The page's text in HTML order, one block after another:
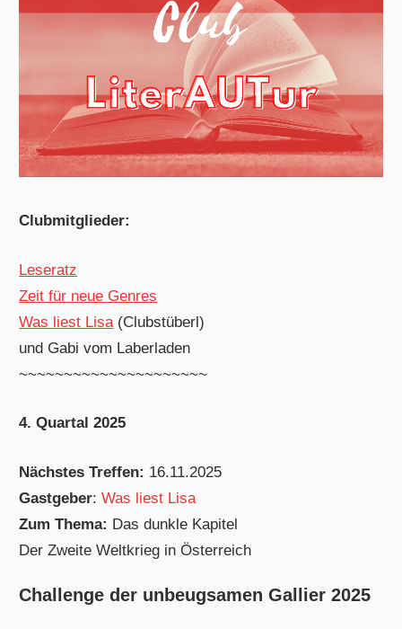
Clubmitglieder:
Leseratz
Zeit für neue Genres
Was liest Lisa (Clubstüberl)
und Gabi vom Laberladen
~~~~~~~~~~~~~~~~~~~~~
4. Quartal 2025
Nächstes Treffen: 16.11.2025
Gastgeber:Was liest Lisa
Zum Thema: Das dunkle Kapitel
Der Zweite Weltkrieg in Österreich
Challenge der unbeugsamen Gallier 2025